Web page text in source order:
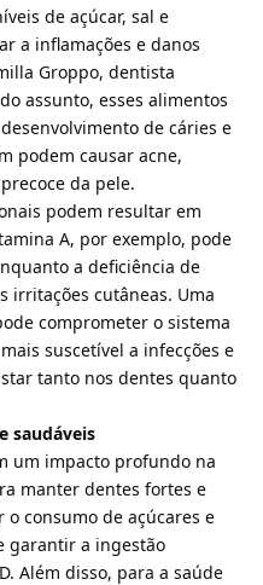
de açúcar, sal e
a inflamações e danos
Groppo, dentista
assunto, esses alimentos
de cáries e
podem causar acne,
da pele.
podem resultar em
A, por exemplo, pode
a deficiência de
irritações cutâneas. Uma
comprometer o sistema
suscetível a infecções e
tanto nos dentes quanto
saudáveis
um impacto profundo na
manter dentes fortes e
consumo de açúcares e
garantir a ingestão
Além disso, para a saúde